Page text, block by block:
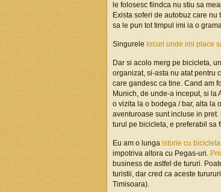
le folosesc fiindca nu stiu sa
Exista soferi de autobuz care
sa le pun tot timpul imi ia o
Singurele locuri unde imi place
Dar si acolo merg pe bicicleta,
organizat, si-asta nu atat pentru
care gandesc ca tine. Cand am
Munich, de unde-a inceput, si la
o vizita la o bodega / bar, alta la
aventuroase sunt incluse in
turul pe bicicleta, e preferabil sa
Eu am o lunga istorie cu bicicleta
impotriva altora cu Pegas-uri.
business de astfel de tururi.
turistii, dar cred ca aceste
Timisoara).